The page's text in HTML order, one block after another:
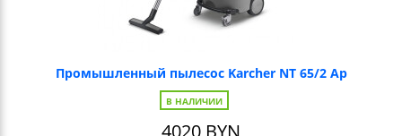
Промышленный пылесос Karcher NT 65/2 Ap
В НАЛИЧИИ